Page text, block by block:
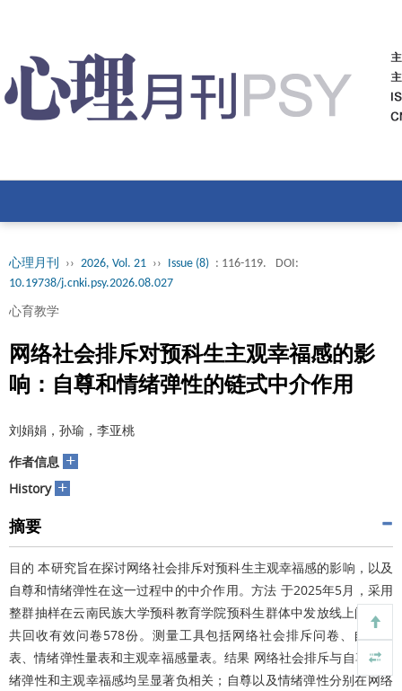
心理月刊 ›› 2026, Vol. 21 ›› Issue (8) : 116-119.
DOI:
10.19738/j.cnki.psy.2026.08.027
心育教学
网络社会排斥对预科生主观幸福感的影
响：自尊和情绪弹性的链式中介作用
刘娟娟，孙瑜，李亚桃
作者信息 +
History +
摘要
目的 本研究旨在探讨网络社会排斥对预科生主观幸福感的影响，以及
自尊和情绪弹性在这一过程中的中介作用。方法 于2025年5月，采用
整群抽样在云南民族大学预科教育学院预科生群体中发放线上问卷，
共回收有效问卷578份。测量工具包括网络社会排斥问卷、自尊量
表、情绪弹性量表和主观幸福感量表。结果 网络社会排斥与自尊、情
绪弹性和主观幸福感均呈显著负相关；自尊以及情绪弹性分别在网络